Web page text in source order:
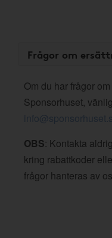
Frågor om
Om du har frågor
Sponsorhuset,
OBS: Kontakta
kring rabattkoder
frågor hanteras av